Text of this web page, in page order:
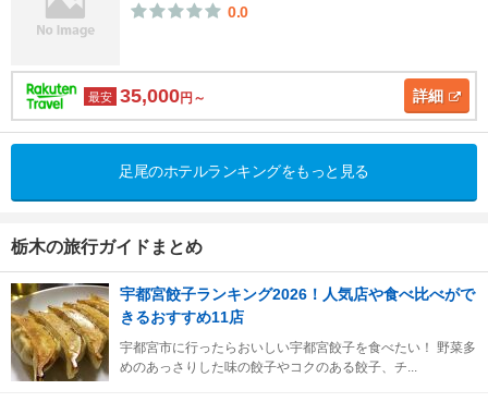
0.0
最安 35,000円～ 詳細
足尾のホテルランキングをもっと見る
栃木の旅行ガイドまとめ
宇都宮餃子ランキング2026！人気店や食べ比べがで
きるおすすめ11店
宇都宮市に行ったらおいしい宇都宮餃子を食べたい！ 野菜多
めのあっさりした味の餃子やコクのある餃子、チ...